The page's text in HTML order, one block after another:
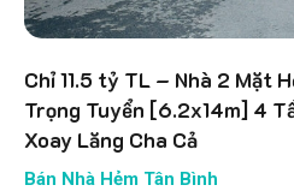
Chỉ 11.5 tỷ TL – Nhà 2 Mặt
Trọng Tuyển [6.2x14m] 4
Xoay Lăng Cha Cả
Bán Nhà Hẻm Tân Bình